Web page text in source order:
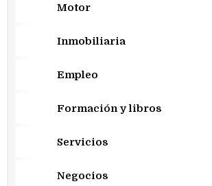
Motor
Inmobiliaria
Empleo
Formación y libros
Servicios
Negocios